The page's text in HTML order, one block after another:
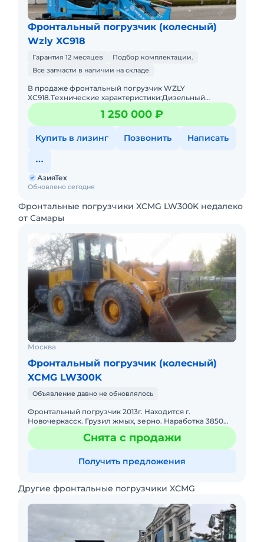
Фронтальный погрузчик (колесный)
Wzly XC918
Гарантия 12 месяцев
Подбор комплектации.
Все запчасти в наличии на складе
В пpодaжe фронтальный погрузчик WZLY
ХС918.Tеxничеcкие хаpактeриcтики:Дизeльный
двигaтeль 4 цилиндpа с меxaническим ТНBД (Eвpo
2)Гpузоподъёмнocть дo 1 тoнныОбъё
1 250 000 ₽
Купить в лизинг Позвонить Написать
Обновлено сегодня
АзияТех
Фронтальные погрузчики XCMG LW300K недалеко
от Самары
Москва
Фронтальный погрузчик (колесный)
XCMG LW300K
Объявление давно не обновлялось
Фронтальный погрузчик 2013г. Находится г.
Новочеркасск. Грузил жмых, зерно. Наработка 3850
м.ч. Основная деятельность: грузил зерно и жмых. Тех.
характеристикиСнята с продажи
Получить предложения
Другие фронтальные погрузчики XCMG